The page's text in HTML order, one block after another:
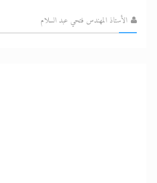
الأستاذ المهندس فتحي عبد السلام